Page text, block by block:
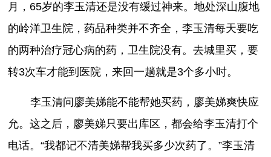
月，65岁的李玉清还是没有缓过神来。地处深山腹地
的岭洋卫生院，药品种类并不齐全，李玉清每天要吃
的两种治疗冠心病的药，卫生院没有。去城里买，要
转3次车才能到医院，来回一趟就是3个多小时。
李玉清问廖美娣能不能帮她买药，廖美娣爽快应
允。这之后，廖美娣只要出库区，都会给李玉清打个
电话。“我都记不清美娣帮我买多少次药了。”李玉清